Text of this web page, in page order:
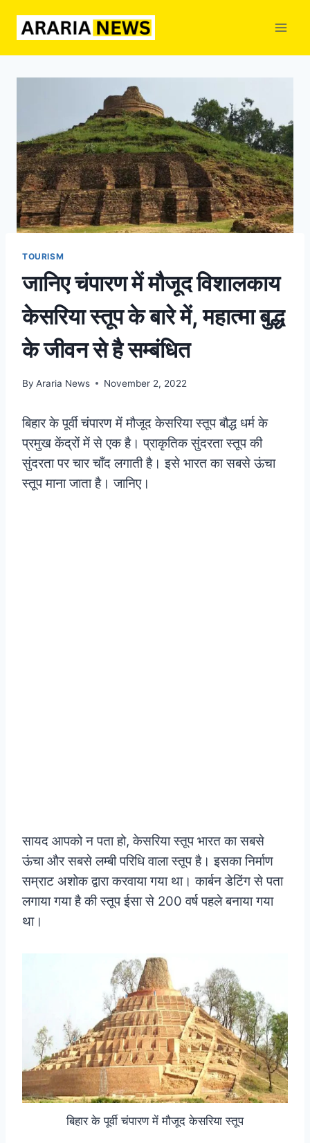
TOURISM
जानिए चंपारण में मौजूद विशालकाय
केसरिया स्तूप के बारे में, महात्मा बुद्ध
के जीवन से है सम्बंधित
By Araria News November 2, 2022
बिहार के पूर्वी चंपारण में मौजूद केसरिया स्तूप बौद्ध धर्म के
प्रमुख केंद्रों में से एक है। प्राकृतिक सुंदरता स्तूप की
सुंदरता पर चार चाँद लगाती है। इसे भारत का सबसे ऊंचा
स्तूप माना जाता है। जानिए।
सायद आपको न पता हो, केसरिया स्तूप भारत का सबसे
ऊंचा और सबसे लम्बी परिधि वाला स्तूप है। इसका निर्माण
सम्राट अशोक द्वारा करवाया गया था। कार्बन डेटिंग से पता
लगाया गया है की स्तूप ईसा से 200 वर्ष पहले बनाया गया
था।
बिहार के पूर्वी चंपारण में मौजूद केसरिया स्तूप